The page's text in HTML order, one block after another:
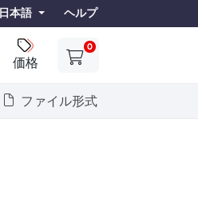
日本語 ヘルプ
価格
0
ファイル形式